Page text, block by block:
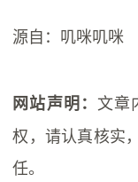
源自：叽咪叽咪
网站声明： 文章
权，请认真核实
任。